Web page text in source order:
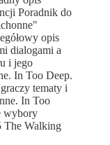
Poradnik do
opis
dialogami a
i jego
In Too Deep.
tematy i
In Too
wybory
The Walking